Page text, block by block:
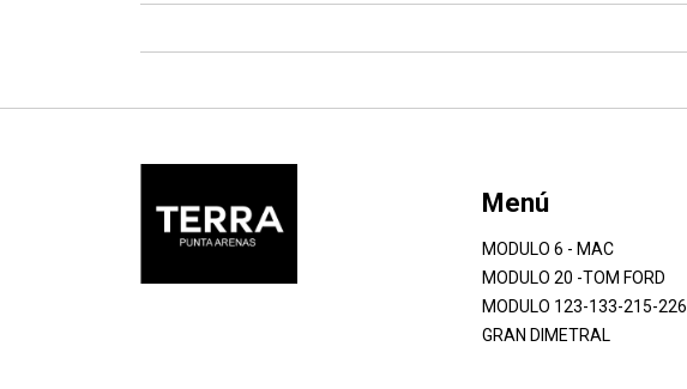
Menú
MODULO 6 - MAC
MODULO 20 -TOM FORD
MODULO 123-133-215-226
GRAN DIMETRAL